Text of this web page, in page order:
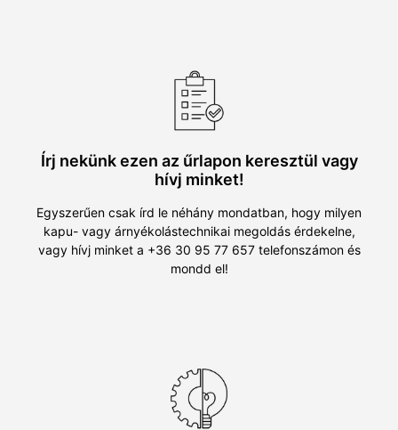
Írj nekünk ezen az űrlapon keresztül vagy
hívj minket!
Egyszerűen csak írd le néhány mondatban, hogy milyen
kapu- vagy árnyékolástechnikai megoldás érdekelne,
vagy hívj minket a +36 30 95 77 657 telefonszámon és
mondd el!